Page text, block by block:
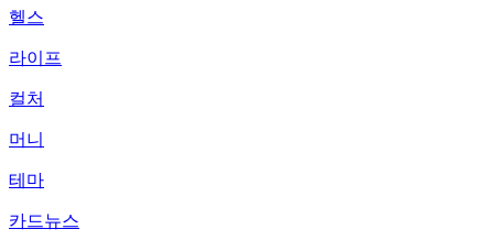
헬스
라이프
컬처
머니
테마
카드뉴스